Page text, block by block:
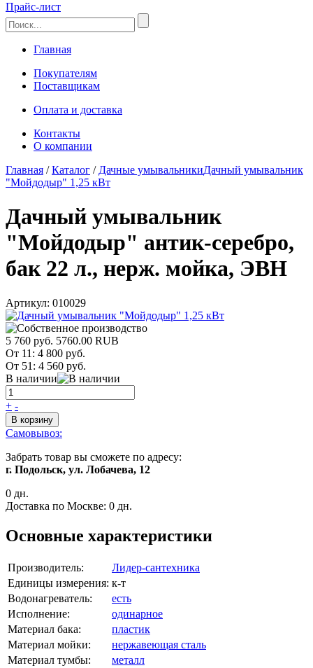
Прайс-лист
Главная
Покупателям
Поставщикам
Оплата и доставка
Контакты
О компании
Главная /Каталог / Дачные умывальникиДачный умывальник
"Мойдодыр" 1,25 кВт
Дачный умывальник
"Мойдодыр" антик-серебро,
бак 22 л., нерж. мойка, ЭВН
Артикул: 010029
5 760 руб. 5760.00 RUB
От 11: 4 800 руб.
От 51: 4 560 руб.
В наличии
+ -
В корзину
Самовывоз:
Забрать товар вы сможете по адресу:
г. Подольск, ул. Лобачева, 12
0 дн.
Доставка по Москве: 0 дн.
Основные характеристики
Производитель:
Лидер-сантехника
Единицы измерения: к-т
Водонагреватель:
есть
Исполнение:
одинарное
Материал бака:
пластик
Материал мойки:
нержавеющая сталь
Материал тумбы:
металл